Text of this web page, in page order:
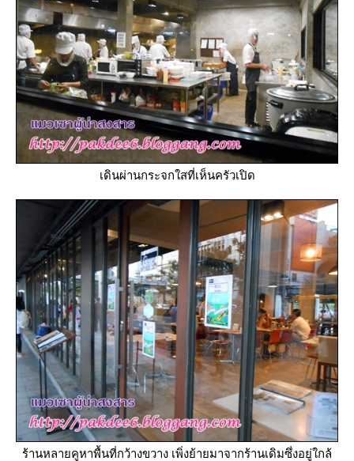
เดินผ่านกระจกใสที่เห็นครัวเปิด
ร้านหลายคูหาพื้นที่กว้างขวาง เพิ่งย้ายมาจากร้านเดิมซึ่งอยู่ใกล้